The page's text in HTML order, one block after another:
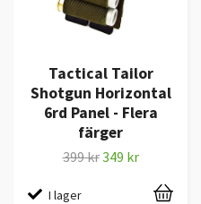
Tactical Tailor
Shotgun Horizontal
6rd Panel - Flera
färger
399 kr349 kr
I lager